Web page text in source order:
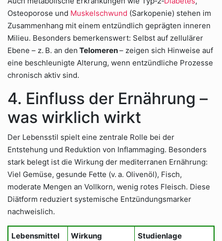
Osteoporose und Muskelschwund (Sarkopenie) stehen im
Zusammenhang mit einem entzündlich geprägten inneren
Milieu. Besonders bemerkenswert: Selbst auf zellulärer
Ebene – z. B. an den Telomeren– zeigen sich Hinweise auf
eine beschleunigte Alterung, wenn entzündliche Prozesse
chronisch aktiv sind.
4. Einfluss der Ernährung –
was wirklich wirkt
Der Lebensstil spielt eine zentrale Rolle bei der
Entstehung und Reduktion von Inflammaging. Besonders
stark belegt ist die Wirkung der mediterranen Ernährung:
Viel Gemüse, gesunde Fette (v. a. Olivenöl), Fisch,
moderate Mengen an Vollkorn, wenig rotes Fleisch. Diese
Diätform reduziert systemische Entzündungsmarker
nachweislich.
Lebensmittel Wirkung
Studienlage